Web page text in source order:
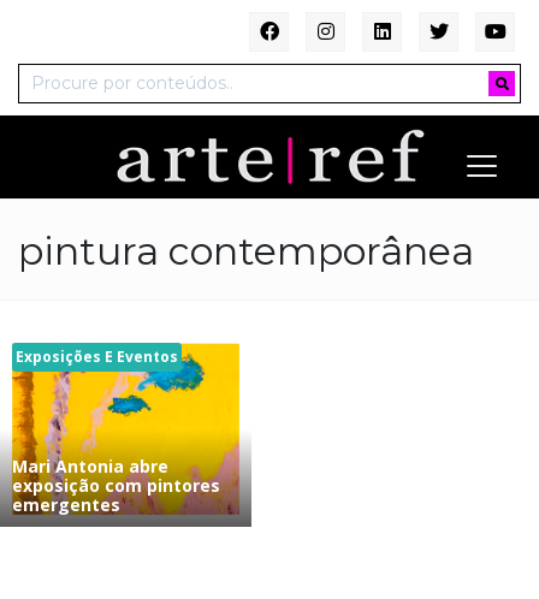
pintura contemporânea
Exposições E Eventos
Mari Antonia abre
exposição com pintores
emergentes